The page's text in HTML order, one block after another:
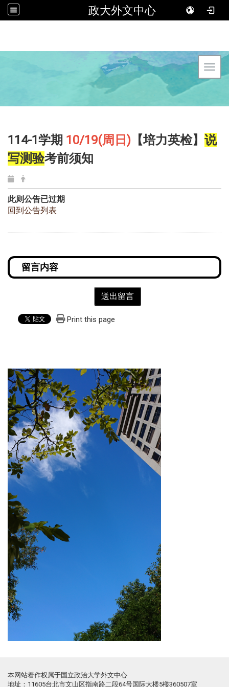
政大外文中心
114-1学期 10/19(周日) 【培力英检】 说
写测验考前须知
此则公告已过期
回到公告列表
送出留言
Print this page
本网站着作权属于国立政治大学外文中心
地址：11605台北市文山区指南路二段64号国际大楼5楼360507室